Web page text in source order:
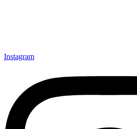
Instagram